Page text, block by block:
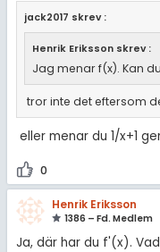
jack2017 skrev :
Henrik Eriksson skrev :
Jag menar f(x). Kan
tror inte det eftersom
eller menar du 1/x+1
0
Henrik Eriksson
1386 – Fd. Medlem
Ja, där har du f'(x).